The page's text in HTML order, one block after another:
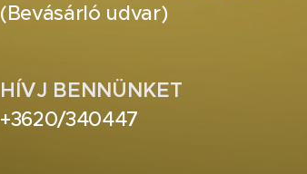
(Bevásárló udvar)
HÍVJ BENNÜNKET
+3620/340447